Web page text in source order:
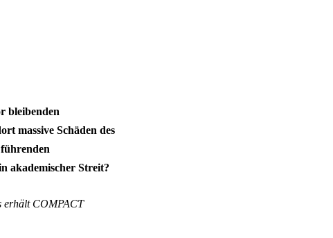
bleibenden
massive Schäden des
akademischer Streit?
erhält COMPACT